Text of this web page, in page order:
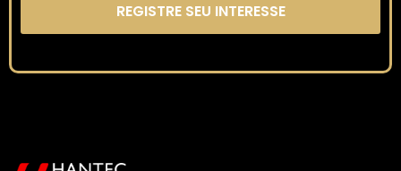
REGISTRE SEU INTERESSE